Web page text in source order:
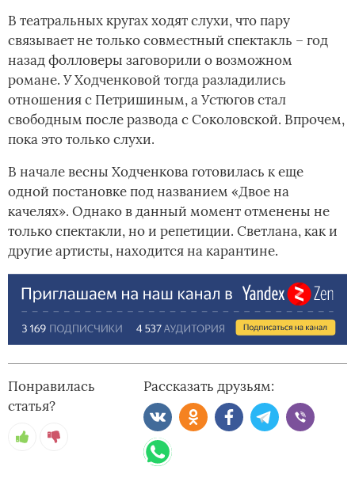
В театральных кругах ходят слухи, что пару
связывает не только совместный спектакль – год
назад фолловеры заговорили о возможном
романе. У Ходченковой тогда разладились
отношения с Петришиным, а Устюгов стал
свободным после развода с Соколовской. Впрочем,
пока это только слухи.
В начале весны Ходченкова готовилась к еще
одной постановке под названием «Двое на
качелях». Однако в данный момент отменены не
только спектакли, но и репетиции. Светлана, как и
другие артисты, находится на карантине.
Понравилась
статья?
Рассказать друзьям: